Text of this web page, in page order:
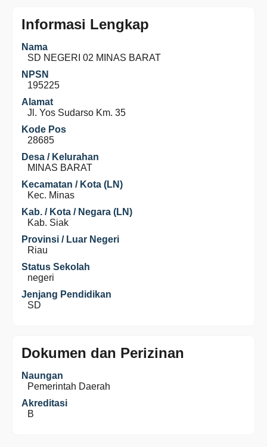
Informasi Lengkap
Nama
SD NEGERI 02 MINAS BARAT
NPSN
195225
Alamat
Jl. Yos Sudarso Km. 35
Kode Pos
28685
Desa / Kelurahan
MINAS BARAT
Kecamatan / Kota (LN)
Kec. Minas
Kab. / Kota / Negara (LN)
Kab. Siak
Provinsi / Luar Negeri
Riau
Status Sekolah
negeri
Jenjang Pendidikan
SD
Dokumen dan Perizinan
Naungan
Pemerintah Daerah
Akreditasi
B